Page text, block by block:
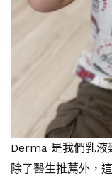
Derma 是我們乳液
除了醫生推薦外，